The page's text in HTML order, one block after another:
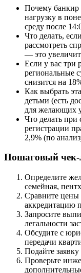
Почему банкир
нагрузку в
среду после
Что делать,
рассмотреть
— это
Если у вас три
региональные
снизится на
Как выбрать
детьми (есть
для желающих
Что делать при
регистрации
2,9% (по
Пошаговый чек-
Определите
семейная,
Сравните цены
аккредитацию
Запросите
легальности
Обсудите с
передачи
Подайте
Проверьте